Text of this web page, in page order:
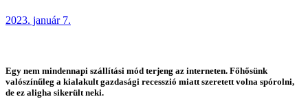
2023. január 7.
Egy nem mindennapi szállítási mód terjeng az interneten. Főhősünk
valószínűleg a kialakult gazdasági recesszió miatt szeretett volna spórolni,
de ez aligha sikerült neki.